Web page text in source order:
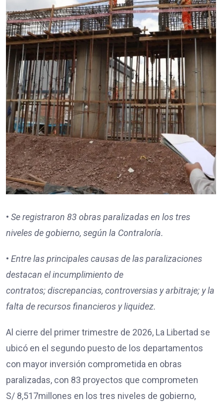
• Se registraron 83 obras paralizadas en los tres
niveles de gobierno, según la Contraloría.
• Entre las principales causas de las paralizaciones
destacan el incumplimiento de
contratos;discrepancias, controversias y arbitraje; yla
falta de recursos financieros y liquidez.
Al cierre del primer trimestre de 2026, La Libertad se
ubicó en el segundo puesto de los departamentos
con mayor inversión comprometida en obras
paralizadas, con 83 proyectos que comprometen
S/ 8,517millones en los tres niveles de gobierno,